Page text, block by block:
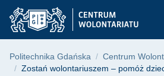
Przejdź
do
menu
Przejdź
do
wyszukiwarki
Przejdź
do
treści
Zostań
Ścieżka
Politechnika Gdańska
Centrum
Zostań wolontariuszem – pomóż